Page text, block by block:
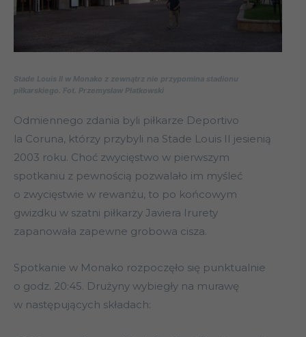
Stade Louis II w Monako z zewnątrz nie przypomina stadionu
piłkarskiego. Fot. Przemysław Płatkowski
Odmiennego zdania byli piłkarze Deportivo
la Coruna, którzy przybyli na Stade Louis II jesienią
2003 roku. Choć zwycięstwo w pierwszym
spotkaniu z pewnością pozwalało im myśleć
o zwycięstwie w rewanżu, to po końcowym
gwizdku w szatni piłkarzy Javiera Irurety
zapanowała zapewne grobowa cisza.
Spotkanie w Monako rozpoczęło się punktualnie
o godz. 20:45. Drużyny wybiegły na murawę
w następujących składach: